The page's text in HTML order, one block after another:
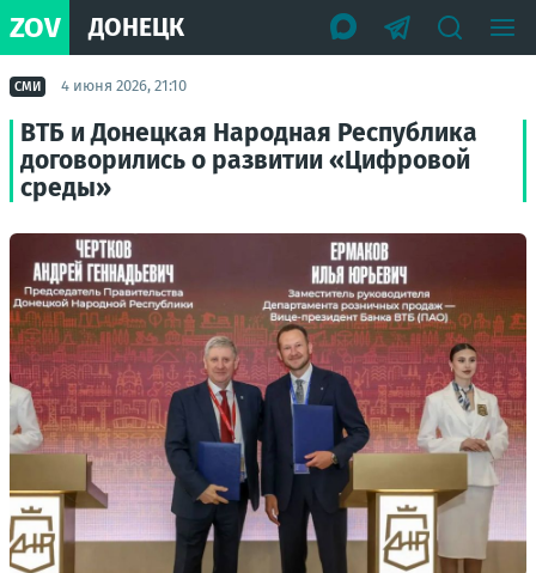
ZOV ДОНЕЦК
СМИ 4 июня 2026, 21:10
ВТБ и Донецкая Народная Республика
договорились о развитии «Цифровой
среды»